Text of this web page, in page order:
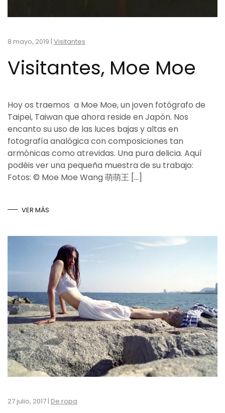
8 mayo, 2019 | Visitantes
Visitantes, Moe Moe
Hoy os traemos a Moe Moe, un joven fotógrafo de
Taipei, Taiwan que ahora reside en Japón. Nos
encanto su uso de las luces bajas y altas en
fotografía analógica con composiciones tan
armónicas como atrevidas. Una pura delicia. Aquí
podéis ver una pequeña muestra de su trabajo:
Fotos: © Moe Moe Wang 萌萌王 […]
VER MÁS
27 julio, 2017 | De ropa